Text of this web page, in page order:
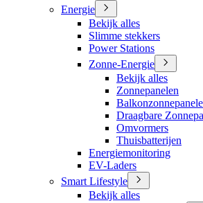
Energie
Bekijk alles
Slimme stekkers
Power Stations
Zonne-Energie
Bekijk alles
Zonnepanelen
Draagbare
Omvormers
Thuisbatterijen
Energiemonitoring
EV-Laders
Smart Lifestyle
Bekijk alles